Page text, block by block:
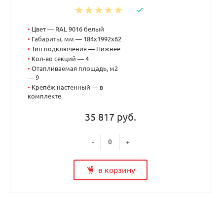
• Цвет — RAL 9016 белый
• Габариты, мм — 184x1992x62
• Тип подключения — Нижнее
• Кол-во секций — 4
• Отапливаемая площадь, м2
— 9
• Крепёж настенный — в
комплекте
35 817 руб.
- +
в корзину